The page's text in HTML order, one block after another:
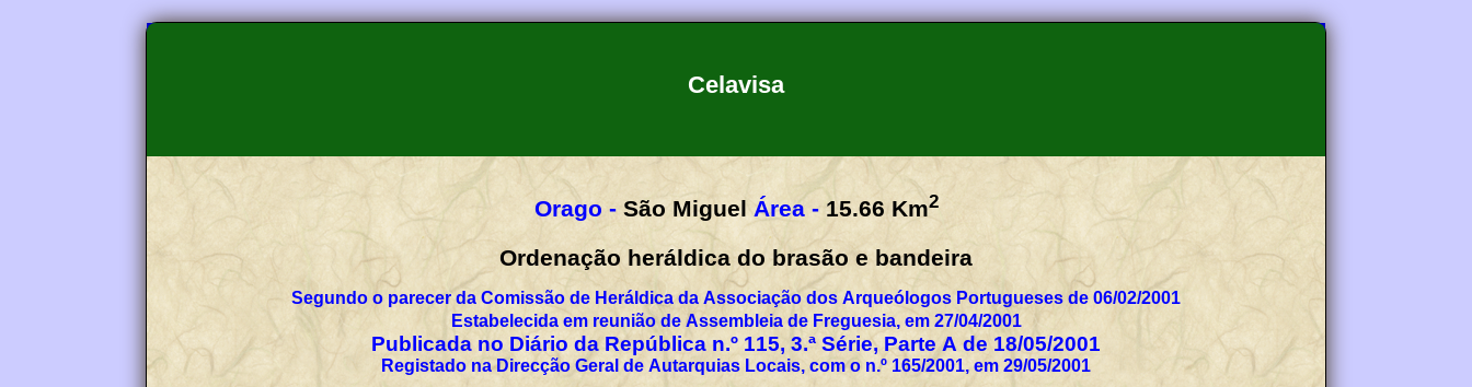
Celavisa
Orago - São Miguel Área - 15.66 Km2
Ordenação heráldica do brasão e bandeira
Segundo o parecer da Comissão de Heráldica da Associação dos Arqueólogos Portugueses de 06/02/2001
Estabelecida em reunião de Assembleia de Freguesia, em 27/04/2001
Publicada no Diário da República n.º 115, 3.ª Série, Parte A de 18/05/2001
Registado na Direcção Geral de Autarquias Locais, com o n.º 165/2001, em 29/05/2001